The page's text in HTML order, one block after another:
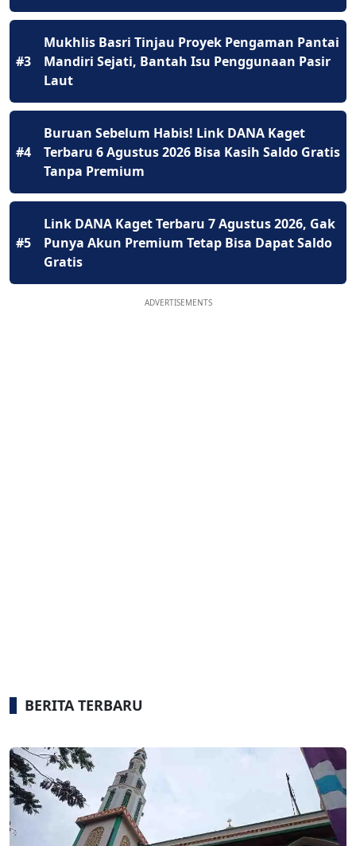
#3
Mukhlis Basri Tinjau Proyek Pengaman Pantai
Mandiri Sejati, Bantah Isu Penggunaan Pasir
Laut
#4
Buruan Sebelum Habis! Link DANA Kaget
Terbaru 6 Agustus 2026 Bisa Kasih Saldo Gratis
Tanpa Premium
#5
Link DANA Kaget Terbaru 7 Agustus 2026, Gak
Punya Akun Premium Tetap Bisa Dapat Saldo
Gratis
ADVERTISEMENTS
BERITA TERBARU